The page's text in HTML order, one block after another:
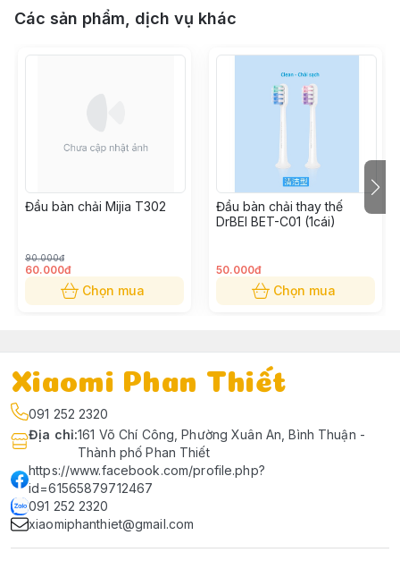
Định mức đầu vào 5V-0.5A
Lớp chống thấm nước IPX7 tiêu chuẩn GB 39669-
Khoảng 2 giờ
Chân sạc
Thời gian sử dụng Khoảng 25 ngày
Khối lượng
Bộ sản phẩm
Bàn chải đánh răng tay cầm
1 Đầu Bàn Chải
Thời gian ra mắt
Thương hiệu Xiaomi Mijia
Các sản phẩm, dịch vụ khác
Đầu bàn chải Mijia T302
90.000đ
60.000đ
Chọn mua
Đầu bàn chải thay thế
DrBEI BET-C01 (1cái)
50.000đ
Chọn mua
Xiaomi Phan Thiết
091 252 2320
Địa chỉ:161 Võ Chí Công, Phường Xuân An, Bình Thuận -
Thành phố Phan Thiết
https://www.facebook.com/profile.php?
id=61565879712467
091 252 2320
xiaomiphanthiet@gmail.com